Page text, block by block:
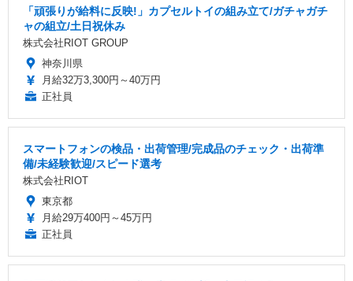
「頑張りが給料に反映!」カプセルトイの組み立て/ガチャガチ
ャの組立/土日祝休み
株式会社RIOT GROUP
神奈川県
月給32万3,300円～40万円
正社員
スマートフォンの検品・出荷管理/完成品のチェック・出荷準
備/未経験歓迎/スピード選考
株式会社RIOT
東京都
月給29万400円～45万円
正社員